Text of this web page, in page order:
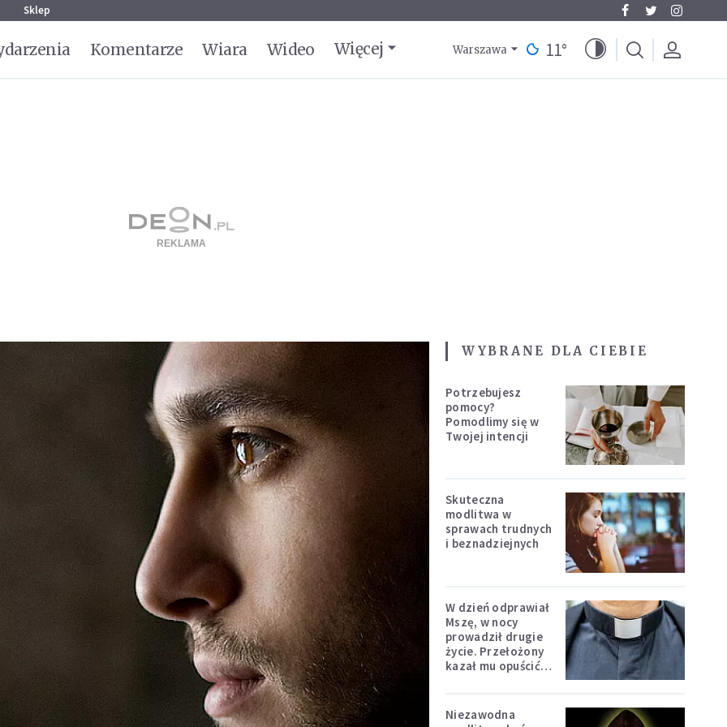
Sklep
Komentarze Wiara Wideo Więcej Warszawa 11°
WYBRANE DLA CIEBIE
Potrzebujesz
pomocy?
Pomodlimy się w
Twojej intencji
Skuteczna
modlitwa w
sprawach trudnych
i beznadziejnych
W dzień odprawiał
Mszę, w nocy
prowadził drugie
życie. Przełożony
kazał mu opuścić
Niezawodna